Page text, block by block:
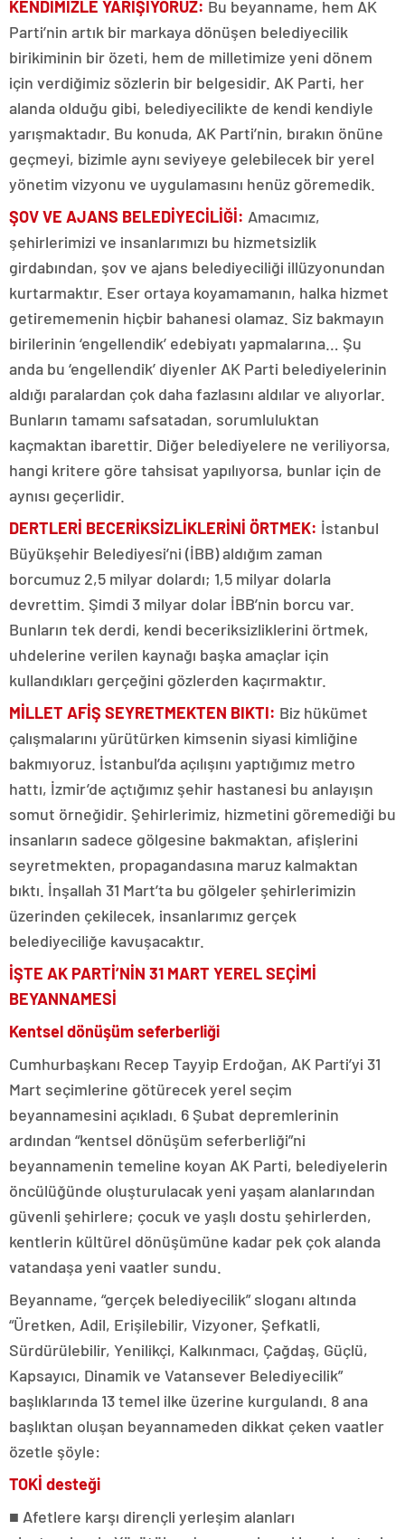
KENDİMİZLE YARIŞIYORUZ: Bu beyanname, hem AK
Parti’nin artık bir markaya dönüşen belediyecilik
birikiminin bir özeti, hem de milletimize yeni dönem
için verdiğimiz sözlerin bir belgesidir. AK Parti, her
alanda olduğu gibi, belediyecilikte de kendi kendiyle
yarışmaktadır. Bu konuda, AK Parti’nin, bırakın önüne
geçmeyi, bizimle aynı seviyeye gelebilecek bir yerel
yönetim vizyonu ve uygulamasını henüz göremedik.
ŞOV VE AJANS BELEDİYECİLİĞİ: Amacımız,
şehirlerimizi ve insanlarımızı bu hizmetsizlik
girdabından, şov ve ajans belediyeciliği illüzyonundan
kurtarmaktır. Eser ortaya koyamamanın, halka hizmet
getirememenin hiçbir bahanesi olamaz. Siz bakmayın
birilerinin ‘engellendik’ edebiyatı yapmalarına… Şu
anda bu ‘engellendik’ diyenler AK Parti belediyelerinin
aldığı paralardan çok daha fazlasını aldılar ve alıyorlar.
Bunların tamamı safsatadan, sorumluluktan
kaçmaktan ibarettir. Diğer belediyelere ne veriliyorsa,
hangi kritere göre tahsisat yapılıyorsa, bunlar için de
aynısı geçerlidir.
DERTLERİ BECERİKSİZLİKLERİNİ ÖRTMEK: İstanbul
Büyükşehir Belediyesi’ni (İBB) aldığım zaman
borcumuz 2,5 milyar dolardı; 1,5 milyar dolarla
devrettim. Şimdi 3 milyar dolar İBB’nin borcu var.
Bunların tek derdi, kendi beceriksizliklerini örtmek,
uhdelerine verilen kaynağı başka amaçlar için
kullandıkları gerçeğini gözlerden kaçırmaktır.
MİLLET AFİŞ SEYRETMEKTEN BIKTI: Biz hükümet
çalışmalarını yürütürken kimsenin siyasi kimliğine
bakmıyoruz. İstanbul’da açılışını yaptığımız metro
hattı, İzmir’de açtığımız şehir hastanesi bu anlayışın
somut örneğidir. Şehirlerimiz, hizmetini göremediği bu
insanların sadece gölgesine bakmaktan, afişlerini
seyretmekten, propagandasına maruz kalmaktan
bıktı. İnşallah 31 Mart’ta bu gölgeler şehirlerimizin
üzerinden çekilecek, insanlarımız gerçek
belediyeciliğe kavuşacaktır.
İŞTE AK PARTİ’NİN 31 MART YEREL SEÇİMİ
BEYANNAMESİ
Kentsel dönüşüm seferberliği
Cumhurbaşkanı Recep Tayyip Erdoğan, AK Parti’yi 31
Mart seçimlerine götürecek yerel seçim
beyannamesini açıkladı. 6 Şubat depremlerinin
ardından “kentsel dönüşüm seferberliği”ni
beyannamenin temeline koyan AK Parti, belediyelerin
öncülüğünde oluşturulacak yeni yaşam alanlarından
güvenli şehirlere; çocuk ve yaşlı dostu şehirlerden,
kentlerin kültürel dönüşümüne kadar pek çok alanda
vatandaşa yeni vaatler sundu.
Beyanname, “gerçek belediyecilik” sloganı altında
“Üretken, Adil, Erişilebilir, Vizyoner, Şefkatli,
Sürdürülebilir, Yenilikçi, Kalkınmacı, Çağdaş, Güçlü,
Kapsayıcı, Dinamik ve Vatansever Belediyecilik”
başlıklarında 13 temel ilke üzerine kurgulandı. 8 ana
başlıktan oluşan beyannameden dikkat çeken vaatler
özetle şöyle:
TOKİ desteği
■ Afetlere karşı dirençli yerleşim alanları